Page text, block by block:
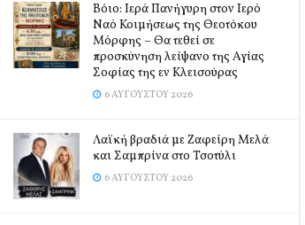
Βόιο: Ιερά Πανήγυρη στον Ιερό
Ναό Κοιμήσεως της Θεοτόκου
Μόρφης – Θα τεθεί σε
προσκύνηση λείψανο της Αγίας
Σοφίας της εν Κλεισούρας
6 ΑΥΓΟΎΣΤΟΥ 2026
Λαϊκή βραδιά με Ζαφείρη Μελά
και Σαμπρίνα στο Τσοτύλι
6 ΑΥΓΟΎΣΤΟΥ 2026